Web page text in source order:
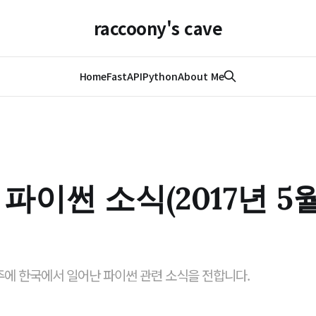
raccoony's cave
HomeFastAPIPythonAbout Me
이썬 소식(2017년 5
한국에서 일어난 파이썬 관련 소식을 전합니다.